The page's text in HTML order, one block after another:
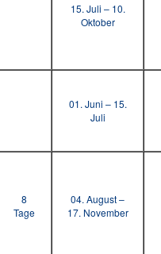
15. Juli – 10.
Oktober
01. Juni – 15.
Juli
8
Tage
04. August –
17. November